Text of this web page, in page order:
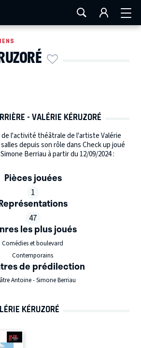
LA ROCHELLE
- VALÉRIE KÉRUZORÉ
l'activité théâtrale de l'artiste Valérie
depuis son rôle dans Check up joué
Berriau à partir du 12/09/2024 :
Pièces jouées
1
47
les plus joués
Comédies et boulevard
Contemporains
de prédilection
Antoine - Simone Berriau
KÉRUZORÉ